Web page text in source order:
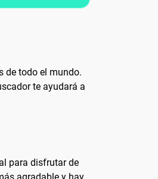
de todo el mundo.
te ayudará a
para disfrutar de